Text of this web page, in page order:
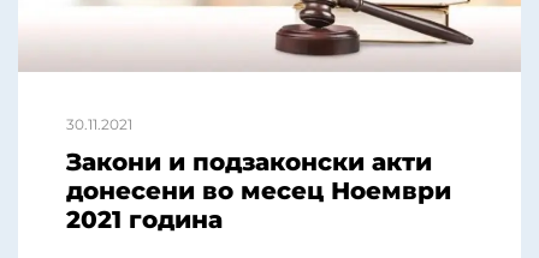
30.11.2021
Закони и подзаконски акти
донесени во месец Ноември
2021 година